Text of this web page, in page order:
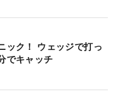
ック！ ウェッジで打っ
でキャッチ